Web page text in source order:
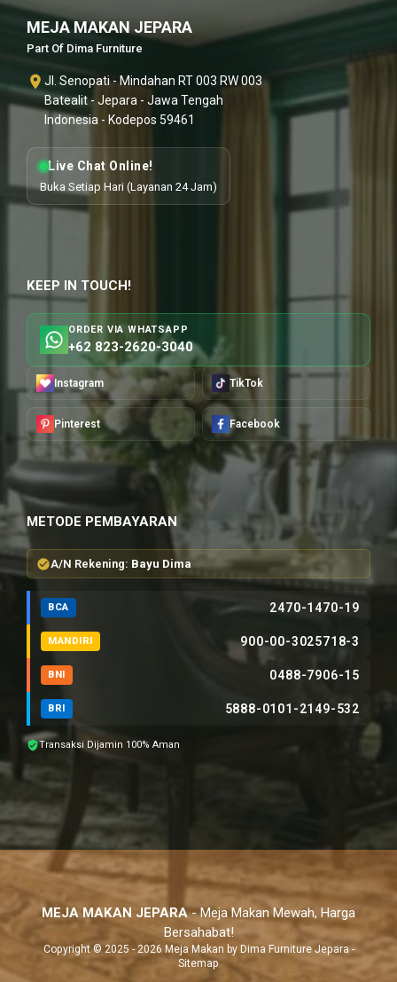
MEJA MAKAN JEPARA
Part Of Dima Furniture
Jl. Senopati - Mindahan RT 003 RW 003
Batealit - Jepara - Jawa Tengah
Indonesia - Kodepos 59461
Live Chat Online!
Buka Setiap Hari (Layanan 24 Jam)
KEEP IN TOUCH!
ORDER VIA WHATSAPP
+62 823-2620-3040
Instagram TikTok
Pinterest Facebook
METODE PEMBAYARAN
A/N Rekening: Bayu Dima
BCA 2470-1470-19
MANDIRI 900-00-3025718-3
BNI 0488-7906-15
BRI 5888-0101-2149-532
Transaksi Dijamin 100% Aman
MEJA MAKAN JEPARA- Meja Makan Mewah, Harga
Bersahabat!
Copyright © 2025 - 2026 Meja Makan by Dima Furniture Jepara-
Sitemap